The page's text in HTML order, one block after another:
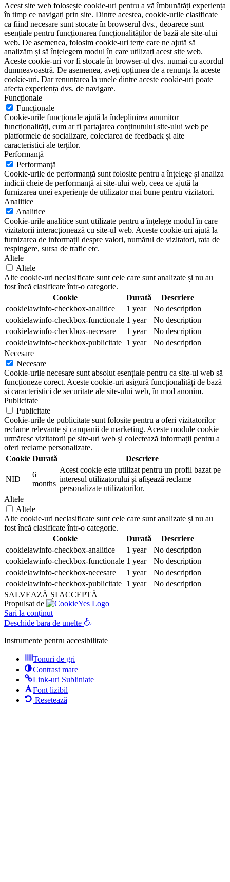
Acest site web folosește cookie-uri pentru a vă îmbunătăți experiența
în timp ce navigați prin site. Dintre acestea, cookie-urile clasificate
ca fiind necesare sunt stocate în browserul dvs., deoarece sunt
esențiale pentru funcționarea funcționalităților de bază ale site-ului
web. De asemenea, folosim cookie-uri terțe care ne ajută să
analizăm și să înțelegem modul în care utilizați acest site web.
Aceste cookie-uri vor fi stocate în browser-ul dvs. numai cu acordul
dumneavoastră. De asemenea, aveți opțiunea de a renunța la aceste
cookie-uri. Dar renunțarea la unele dintre aceste cookie-uri poate
afecta experiența dvs. de navigare.
Funcționale
Funcționale
Cookie-urile funcționale ajută la îndeplinirea anumitor
funcționalități, cum ar fi partajarea conținutului site-ului web pe
platformele de socializare, colectarea de feedback și alte
caracteristici ale terților.
Performanţă
Performanţă
Cookie-urile de performanță sunt folosite pentru a înțelege și analiza
indicii cheie de performanță ai site-ului web, ceea ce ajută la
furnizarea unei experiențe de utilizator mai bune pentru vizitatori.
Analitice
Analitice
Cookie-urile analitice sunt utilizate pentru a înțelege modul în care
vizitatorii interacționează cu site-ul web. Aceste cookie-uri ajută la
furnizarea de informații despre valori, numărul de vizitatori, rata de
respingere, sursa de trafic etc.
Altele
Altele
Alte cookie-uri neclasificate sunt cele care sunt analizate și nu au
fost încă clasificate într-o categorie.
Cookie
Durată
Descriere
cookielawinfo-checkbox-analitice
1 year
No description
cookielawinfo-checkbox-functionale 1 year
No description
cookielawinfo-checkbox-necesare
1 year
No description
cookielawinfo-checkbox-publicitate 1 year
No description
Necesare
Necesare
Cookie-urile necesare sunt absolut esențiale pentru ca site-ul web să
funcționeze corect. Aceste cookie-uri asigură funcționalități de bază
și caracteristici de securitate ale site-ului web, în mod anonim.
Publicitate
Publicitate
Cookie-urile de publicitate sunt folosite pentru a oferi vizitatorilor
reclame relevante și campanii de marketing. Aceste module cookie
urmăresc vizitatorii pe site-uri web și colectează informații pentru a
oferi reclame personalizate.
Cookie Durată Descriere
NID
6
months
Acest cookie este utilizat pentru un profil bazat pe
interesul utilizatorului și afișează reclame
personalizate utilizatorilor.
Altele
Altele
Alte cookie-uri neclasificate sunt cele care sunt analizate și nu au
fost încă clasificate într-o categorie.
Cookie
Durată
Descriere
cookielawinfo-checkbox-analitice
1 year
No description
cookielawinfo-checkbox-functionale 1 year
No description
cookielawinfo-checkbox-necesare
1 year
No description
cookielawinfo-checkbox-publicitate 1 year
No description
SALVEAZĂ ȘI ACCEPTĂ
Propulsat de
Sari la conținut
Deschide bara de unelte
Instrumente pentru accesibilitate
Tonuri de gri
Contrast mare
Link-uri Subliniate
Font lizibil
Resetează